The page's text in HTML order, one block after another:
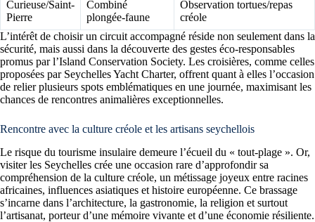
Curieuse/Saint-
Pierre
Combiné
plongée-faune
Observation tortues/repas
créole
L’intérêt de choisir un circuit accompagné réside non seulement dans la
sécurité, mais aussi dans la découverte des gestes éco-responsables
promus par l’Island Conservation Society. Les croisières, comme celles
proposées par Seychelles Yacht Charter, offrent quant à elles l’occasion
de relier plusieurs spots emblématiques en une journée, maximisant les
chances de rencontres animalières exceptionnelles.
Rencontre avec la culture créole et les artisans seychellois
Le risque du tourisme insulaire demeure l’écueil du « tout-plage ». Or,
visiter les Seychelles crée une occasion rare d’approfondir sa
compréhension de la culture créole, un métissage joyeux entre racines
africaines, influences asiatiques et histoire européenne. Ce brassage
s’incarne dans l’architecture, la gastronomie, la religion et surtout
l’artisanat, porteur d’une mémoire vivante et d’une économie résiliente.